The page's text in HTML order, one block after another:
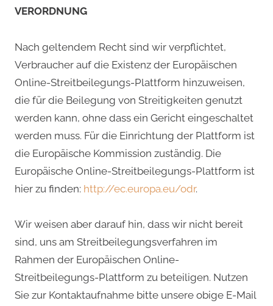
VERORDNUNG
Nach geltendem Recht sind wir verpflichtet,
Verbraucher auf die Existenz der Europäischen
Online-Streitbeilegungs-Plattform hinzuweisen,
die für die Beilegung von Streitigkeiten genutzt
werden kann, ohne dass ein Gericht eingeschaltet
werden muss. Für die Einrichtung der Plattform ist
die Europäische Kommission zuständig. Die
Europäische Online-Streitbeilegungs-Plattform ist
hier zu finden: http://ec.europa.eu/odr.
Wir weisen aber darauf hin, dass wir nicht bereit
sind, uns am Streitbeilegungsverfahren im
Rahmen der Europäischen Online-
Streitbeilegungs-Plattform zu beteiligen. Nutzen
Sie zur Kontaktaufnahme bitte unsere obige E-Mail